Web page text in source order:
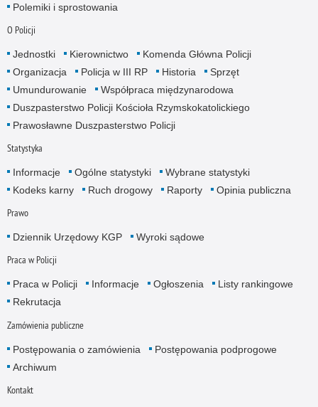
Polemiki i sprostowania
O Policji
Jednostki Kierownictwo
Komenda Główna Policji
Organizacja
Policja w III RP Historia
Sprzęt
Umundurowanie
Współpraca międzynarodowa
Duszpasterstwo Policji Kościoła Rzymskokatolickiego
Prawosławne Duszpasterstwo Policji
Statystyka
Informacje Ogólne statystyki
Wybrane statystyki
Kodeks karny
Ruch drogowy Raporty Opinia publiczna
Prawo
Dziennik Urzędowy KGP Wyroki sądowe
Praca w Policji
Praca w Policji Informacje Ogłoszenia
Listy rankingowe
Rekrutacja
Zamówienia publiczne
Postępowania o zamówienia
Postępowania podprogowe
Archiwum
Kontakt